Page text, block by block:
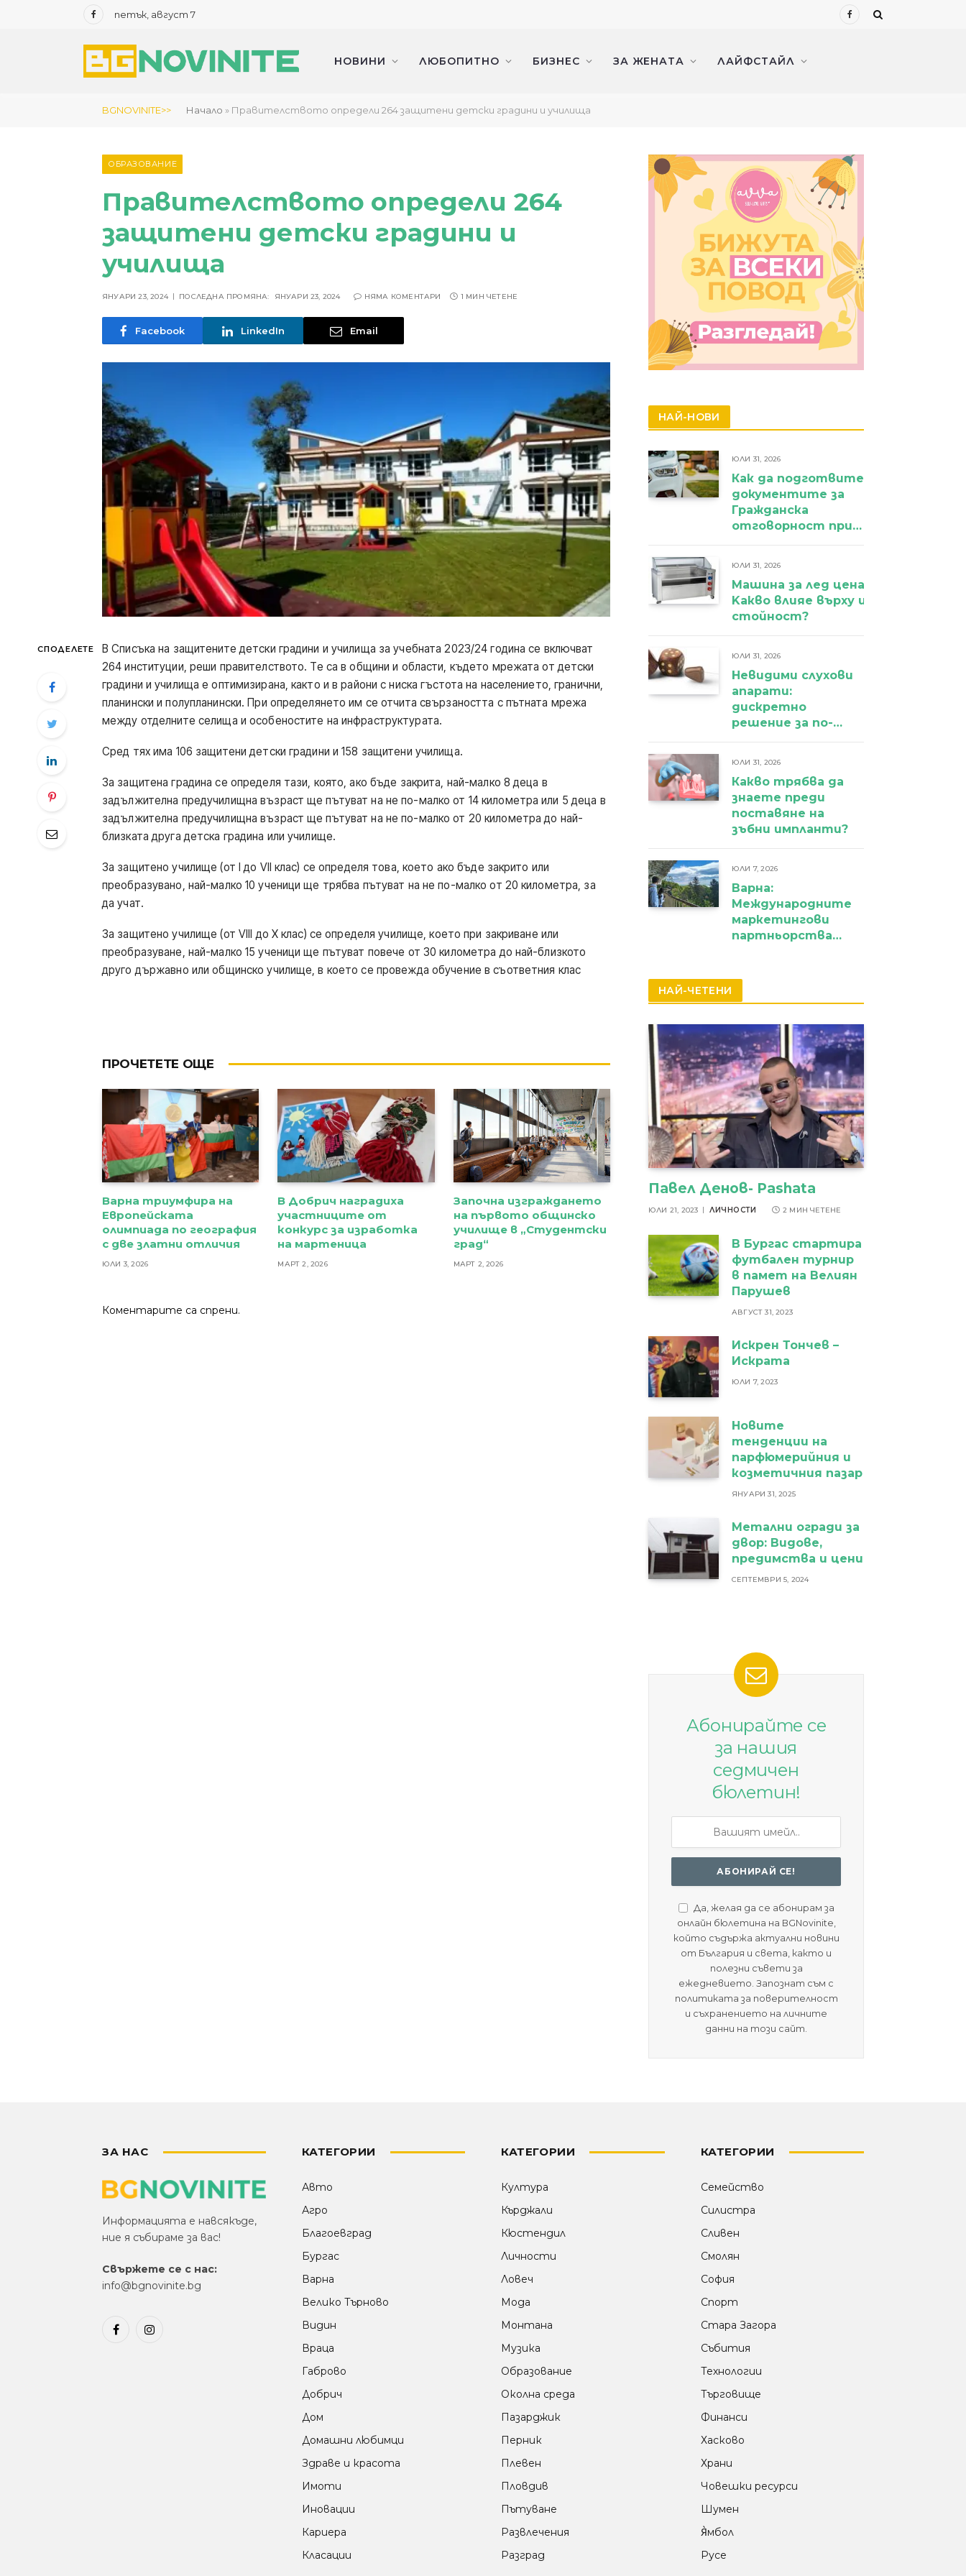
Facebook
петък, август 7 Facebook
НОВИНИ ЛЮБОПИТНО БИЗНЕС ЗА ЖЕНАТА ЛАЙФСТАЙЛ
BGNOVINITE>> Начало » Правителството определи 264 защитени детски градини и училища
ОБРАЗОВАНИЕ
Правителството определи 264
защитени детски градини и
училища
ЯНУАРИ 23, 2024 ПОСЛЕДНА ПРОМЯНА: ЯНУАРИ 23, 2024 НЯМА КОМЕНТАРИ 1 МИН ЧЕТЕНЕ
Facebook LinkedIn Email
СПОДЕЛЕТЕ
В Списъка на защитените детски градини и училища за учебната 2023/24 година се включват
264 институции, реши правителството. Те са в общини и области, където мрежата от детски
градини и училища е оптимизирана, както и в райони с ниска гъстота на населението, гранични,
планински и полупланински. При определянето им се отчита свързаността с пътната мрежа
между отделните селища и особеностите на инфраструктурата.
Сред тях има 106 защитени детски градини и 158 защитени училища.
За защитена градина се определя тази, която, ако бъде закрита, най-малко 8 деца в
задължителна предучилищна възраст ще пътуват на не по-малко от 14 километра или 5 деца в
задължителна предучилищна възраст ще пътуват на не по-малко от 20 километра до най-
близката друга детска градина или училище.
За защитено училище (от I до VII клас) се определя това, което ако бъде закрито или
преобразувано, най-малко 10 ученици ще трябва пътуват на не по-малко от 20 километра, за
да учат.
За защитено училище (от VIII до X клас) се определя училище, което при закриване или
преобразуване, най-малко 15 ученици ще пътуват повече от 30 километра до най-близкото
друго държавно или общинско училище, в което се провежда обучение в съответния клас
ПРОЧЕТЕТЕ ОЩЕ
Варна триумфира на
Европейската
олимпиада по география
с две златни отличия
ЮЛИ 3, 2026
В Добрич наградиха
участниците от
конкурс за изработка
на мартеница
МАРТ 2, 2026
Започна изграждането
на първото общинско
училище в „Студентски
град“
МАРТ 2, 2026
Коментарите са спрени.
НАЙ-НОВИ
ЮЛИ 31, 2026
Как да подготвите
документите за
Гражданска
отговорност при
ЮЛИ 31, 2026
Машина за лед цена:
Kакво влияе върху избора и
стойност?
ЮЛИ 31, 2026
Невидими слухови
апарати:
дискретно
решение за по-
ЮЛИ 31, 2026
Какво трябва да
знаете преди
поставяне на
зъбни импланти?
ЮЛИ 7, 2026
Варна:
Международните
маркетингови
партньорства
НАЙ-ЧЕТЕНИ
Павел Денов- Pashata
ЮЛИ 21, 2023 ЛИЧНОСТИ 2 МИН ЧЕТЕНЕ
В Бургас стартира
футбален турнир
в памет на Велиян
Парушев
АВГУСТ 31, 2023
Искрен Тончев –
Искрата
ЮЛИ 7, 2023
Новите
тенденции на
парфюмерийния и
козметичния пазар
ЯНУАРИ 31, 2025
Метални огради за
двор: Видове,
предимства и цени
СЕПТЕМВРИ 5, 2024
Абонирайте се
за нашия
седмичен
бюлетин!
Да, желая да се абонирам за
онлайн бюлетина на BGNovinite,
който съдържа актуални новини
от България и света, както и
полезни съвети за
ежедневието. Запознат съм с
политиката за поверителност
и съхранението на личните
данни на този сайт.
ЗА НАС
Информацията е навсякъде,
ние я събираме за вас!
Свържете се с нас:
info@bgnovinite.bg
FacebookInstagram
КАТЕГОРИИ
Авто
Агро
Благоевград
Бургас
Варна
Велико Търново
Видин
Враца
Габрово
Добрич
Дом
Домашни любимци
Здраве и красота
Имоти
Иновации
Кариера
Класации
КАТЕГОРИИ
Култура
Кърджали
Кюстендил
Личности
Ловеч
Мода
Монтана
Музика
Образование
Околна среда
Пазарджик
Перник
Плевен
Пловдив
Пътуване
Развлечения
Разград
КАТЕГОРИИ
Семейство
Силистра
Сливен
Смолян
София
Спорт
Стара Загора
Събития
Технологии
Търговище
Финанси
Хасково
Храни
Човешки ресурси
Шумен
Я̀мбол
Русе